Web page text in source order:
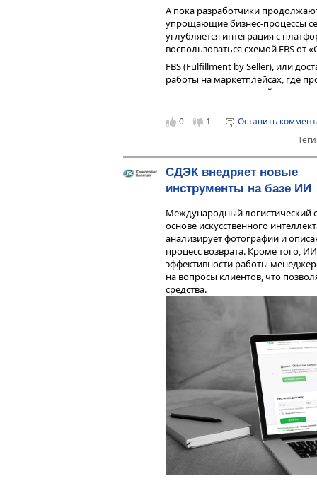
А пока разработчики
упрощающие бизнес-процессы
углубляется интеграция с
воспользоваться схемой FBS от
FBS (Fulfillment by Seller), или
работы на маркетплейсах, где
хранением и отправкой
делегировать СДЭК создание
осуществляется в соответствии
продавца — упрощение
приводит к удешевлению
интеграционный сервис DBS
использовать логистику СДЭК
Wildberries.
Тем временем аналитики СДЭК
посылок онлайн: в первом
отправлений, оформленных без
числа всех заказов. Так что
больше и больше цифровых
0 1
Оставить
СДЭК внедряет новые
инструменты на базе ИИ
Международный логистический
основе искусственного
анализирует фотографии и
процесс возврата. Кроме того,
эффективности работы
на вопросы клиентов, что
средства.